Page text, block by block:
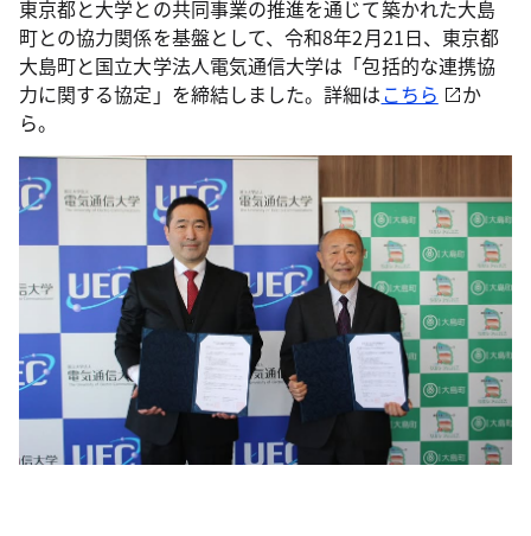
東京都と大学との共同事業の推進を通じて築かれた大島
町との協力関係を基盤として、令和8年2月21日、東京都
大島町と国立大学法人電気通信大学は「包括的な連携協
力に関する協定」を締結しました。詳細はこちら
か
ら。